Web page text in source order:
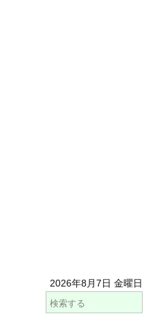
2026年8月7日 金曜日